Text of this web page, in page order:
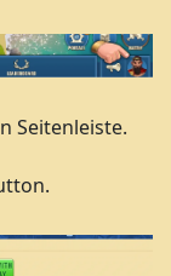
Seitenleiste.